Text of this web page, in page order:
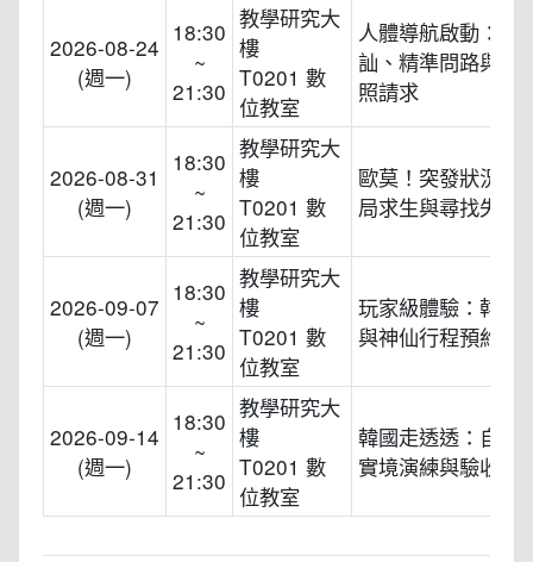
2026-08-24
(週一)
18:30
~
21:30
教學研究大
樓
T0201 數
位教室
人體導航啟動：街
訕、精準問路與神
照請求
2026-08-31
(週一)
18:30
~
21:30
教學研究大
樓
T0201 數
位教室
歐莫！突發狀況退
局求生與尋找失物
2026-09-07
(週一)
18:30
~
21:30
教學研究大
樓
T0201 數
位教室
玩家級體驗：韓服
與神仙行程預約
2026-09-14
(週一)
18:30
~
21:30
教學研究大
樓
T0201 數
位教室
韓國走透透：自由
實境演練與驗收